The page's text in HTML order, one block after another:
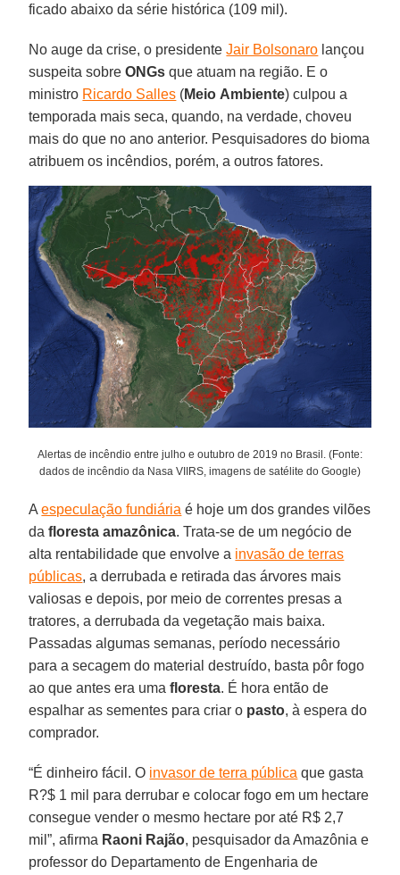
ficado abaixo da série histórica (109 mil).
No auge da crise, o presidenteJair Bolsonaro lançou
suspeita sobreONGs que atuam na região. E o
ministro Ricardo Salles (Meio Ambiente) culpou a
temporada mais seca, quando, na verdade, choveu
mais do que no ano anterior. Pesquisadores do bioma
atribuem os incêndios, porém, a outros fatores.
Alertas de incêndio entre julho e outubro de 2019 no Brasil. (Fonte:
dados de incêndio da Nasa VIIRS, imagens de satélite do Google)
Aespeculação fundiária é hoje um dos grandes vilões
dafloresta amazônica. Trata-se de um negócio de
alta rentabilidade que envolve a invasão de terras
públicas, a derrubada e retirada das árvores mais
valiosas e depois, por meio de correntes presas a
tratores, a derrubada da vegetação mais baixa.
Passadas algumas semanas, período necessário
para a secagem do material destruído, basta pôr fogo
ao que antes era umafloresta. É hora então de
espalhar as sementes para criar o pasto, à espera do
comprador.
“É dinheiro fácil. O invasor de terra pública que gasta
R?$ 1 mil para derrubar e colocar fogo em um hectare
consegue vender o mesmo hectare por até R$ 2,7
mil”, afirma Raoni Rajão, pesquisador da Amazônia e
professor do Departamento de Engenharia de